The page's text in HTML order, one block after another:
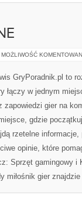
MOŻLIWOŚĆ
GryPoradnik.pl to
łączy w jednym
zapowiedzi gier na
gdzie
rzetelne
opinie, które
Sprzęt gamingowy i
miłośnik gier